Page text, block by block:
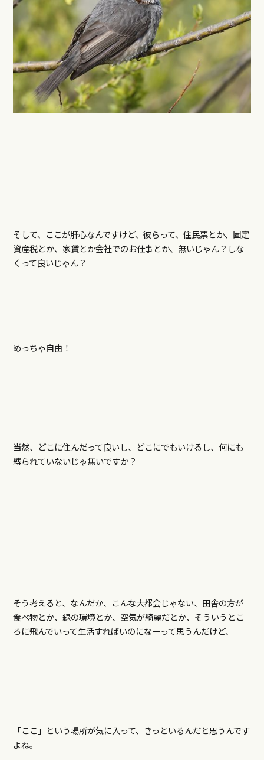
そして、ここが肝心なんですけど、彼らって、住民票とか、固定
資産税とか、家賃とか会社でのお仕事とか、無いじゃん？しな
くって良いじゃん？
めっちゃ自由！
当然、どこに住んだって良いし、どこにでもいけるし、何にも
縛られていないじゃ無いですか？
そう考えると、なんだか、こんな大都会じゃない、田舎の方が
食べ物とか、緑の環境とか、空気が綺麗だとか、そういうとこ
ろに飛んでいって生活すればいのになーって思うんだけど、
「ここ」という場所が気に入って、きっといるんだと思うんです
よね。